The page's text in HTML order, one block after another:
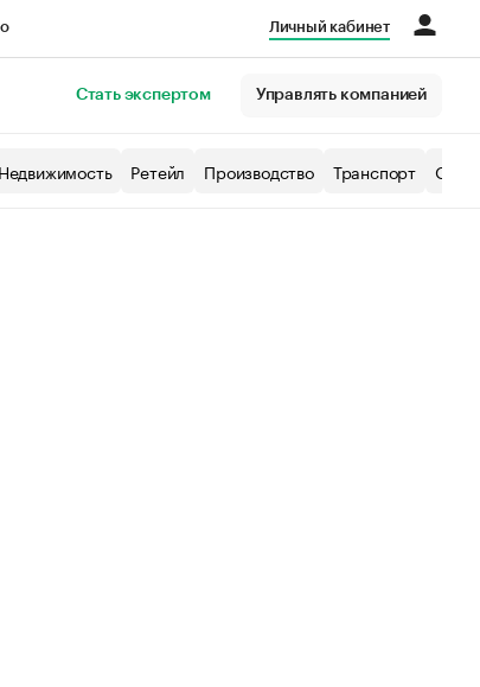
Личный кабинет
Стать экспертом Управлять компанией
Недвижимость Ретейл Производство Транспорт